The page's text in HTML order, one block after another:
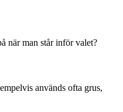
när man står inför valet?
används ofta grus,